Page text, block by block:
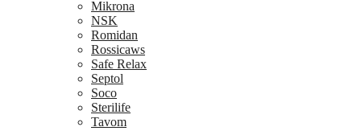
Mikrona
NSK
Romidan
Rossicaws
Safe Relax
Septol
Soco
Sterilife
Tavom